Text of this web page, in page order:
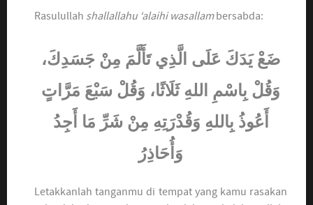
Rasulullah shallallahu ‘alaihi wasallambersabda:
ضَعْ يَدَكَ عَلَى الَّذِي تَأَلَّمَ مِنْ جَسَدِكَ،
وَقُلْ بِاسْمِ اللهِ ثَلَاثًا، وَقُلْ سَبْعَ مَرَّاتٍ
أَعُوذُ بِاللهِ وَقُدْرَتِهِ مِنْ شَرِّ مَا أَجِدُ
وَأُحَاذِرُ
Letakkanlah tanganmu di tempat yang kamu rasakan